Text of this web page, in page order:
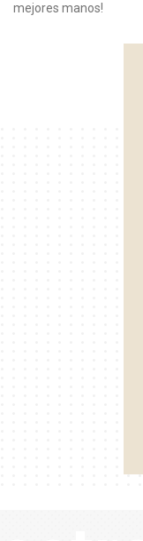
mejores manos!